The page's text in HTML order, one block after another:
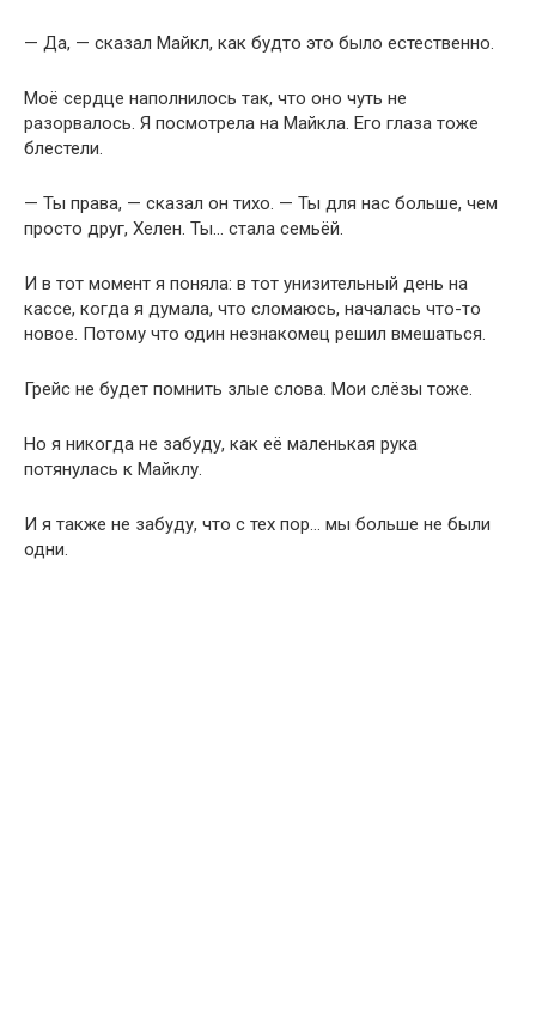
— Да, — сказал Майкл, как будто это было естественно.
Моё сердце наполнилось так, что оно чуть не
разорвалось. Я посмотрела на Майкла. Его глаза тоже
блестели.
— Ты права, — сказал он тихо. — Ты для нас больше, чем
просто друг, Хелен. Ты… стала семьёй.
И в тот момент я поняла: в тот унизительный день на
кассе, когда я думала, что сломаюсь, началась что-то
новое. Потому что один незнакомец решил вмешаться.
Грейс не будет помнить злые слова. Мои слёзы тоже.
Но я никогда не забуду, как её маленькая рука
потянулась к Майклу.
И я также не забуду, что с тех пор… мы больше не были
одни.